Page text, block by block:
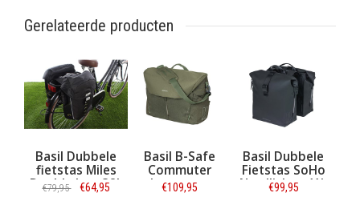
Gerelateerde producten
Basil Dubbele
fietstas Miles
Double bag 32L
Black lime
€79,95 €64,95
Basil B-Safe
Commuter
laptoptas
Nordlicht 17L
€109,95
Basil Dubbele
Fietstas SoHo
Nordlicht - 41L
Zwart
€99,95